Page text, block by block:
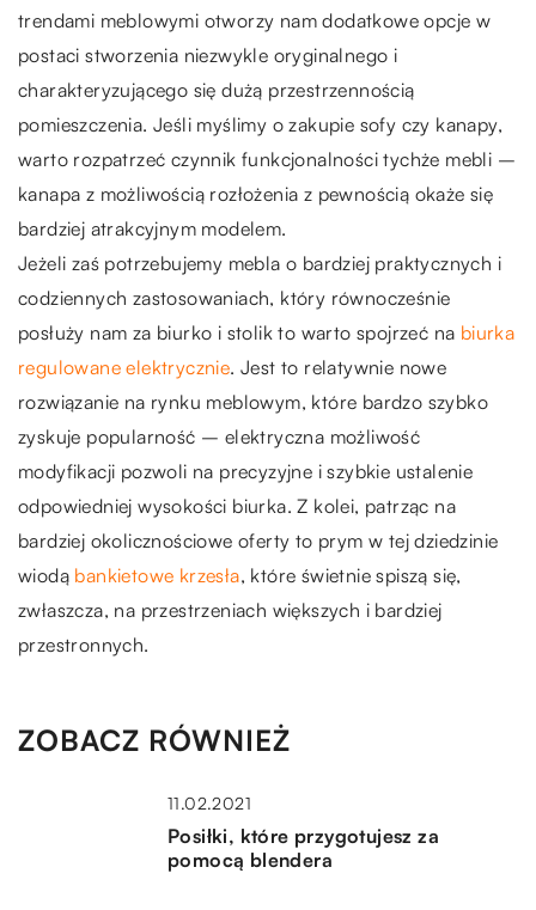
trendami meblowymi otworzy nam dodatkowe opcje w
postaci stworzenia niezwykle oryginalnego i
charakteryzującego się dużą przestrzennością
pomieszczenia. Jeśli myślimy o zakupie sofy czy kanapy,
warto rozpatrzeć czynnik funkcjonalności tychże mebli –
kanapa z możliwością rozłożenia z pewnością okaże się
bardziej atrakcyjnym modelem.
Jeżeli zaś potrzebujemy mebla o bardziej praktycznych i
codziennych zastosowaniach, który równocześnie
posłuży nam za biurko i stolik to warto spojrzeć na biurka
regulowane elektrycznie. Jest to relatywnie nowe
rozwiązanie na rynku meblowym, które bardzo szybko
zyskuje popularność – elektryczna możliwość
modyfikacji pozwoli na precyzyjne i szybkie ustalenie
odpowiedniej wysokości biurka. Z kolei, patrząc na
bardziej okolicznościowe oferty to prym w tej dziedzinie
wiodą bankietowe krzesła, które świetnie spiszą się,
zwłaszcza, na przestrzeniach większych i bardziej
przestronnych.
ZOBACZ RÓWNIEŻ
11.02.2021
Posiłki, które przygotujesz za
pomocą blendera